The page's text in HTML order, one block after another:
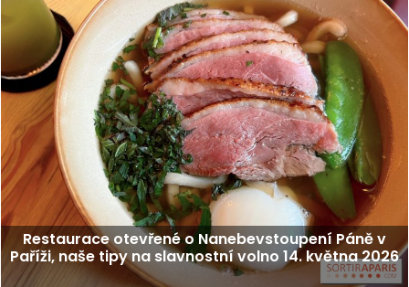
Restaurace otevřené o Nanebevstoupení Páně v
Paříži, naše tipy na slavnostní volno 14. května 2026